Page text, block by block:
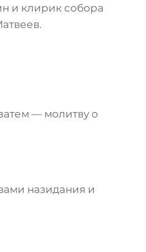
и клирик собора
— молитву о
назидания и